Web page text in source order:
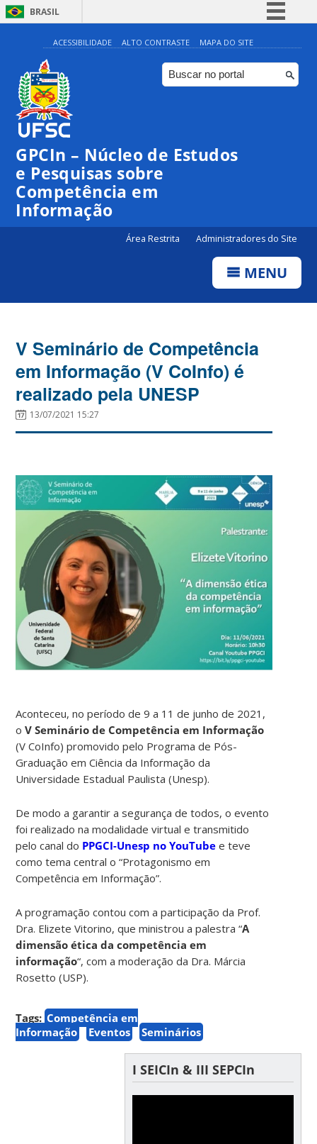
BRASIL
Simplifique!
Comunica BR
Participe
Canais
ACESSIBILIDADE ALTO CONTRASTE MAPA DO SITE
GPCIn – Núcleo de Estudos
e Pesquisas sobre
Competência em
Informação
Área Restrita Administradores do Site
MENU
V Seminário de Competência
em Informação (V CoInfo) é
realizado pela UNESP
13/07/2021 15:27
Aconteceu, no período de 9 a 11 de junho de 2021,
oV Seminário de Competência em Informação
(V CoInfo) promovido pelo Programa de Pós-
Graduação em Ciência da Informação da
Universidade Estadual Paulista (Unesp).
De modo a garantir a segurança de todos, o evento
foi realizado na modalidade virtual e transmitido
pelo canal do PPGCI-Unesp no YouTube e teve
como tema central o “Protagonismo em
Competência em Informação”.
A programação contou com a participação da Prof.
Dra. Elizete Vitorino, que ministrou a palestra “A
dimensão ética da competência em
informação“, com a moderação da Dra. Márcia
Rosetto (USP).
Tags: Competência em
Informação
Eventos Seminários
I SEICIn & III SEPCIn